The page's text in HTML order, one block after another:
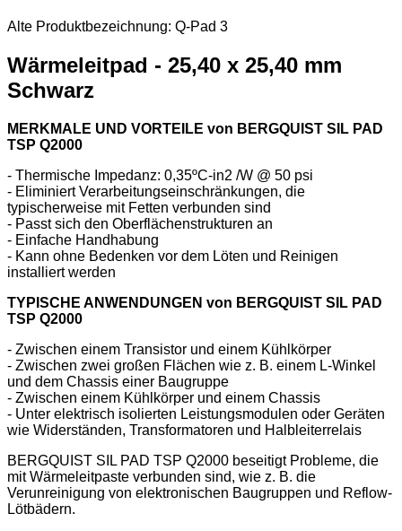
Alte Produktbezeichnung: Q-Pad 3
Wärmeleitpad - 25,40 x 25,40 mm
Schwarz
MERKMALE UND VORTEILE von BERGQUIST SIL PAD
TSP Q2000
- Thermische Impedanz: 0,35ºC-in2 /W @ 50 psi
- Eliminiert Verarbeitungseinschränkungen, die
typischerweise mit Fetten verbunden sind
- Passt sich den Oberflächenstrukturen an
- Einfache Handhabung
- Kann ohne Bedenken vor dem Löten und Reinigen
installiert werden
TYPISCHE ANWENDUNGEN von BERGQUIST SIL PAD
TSP Q2000
- Zwischen einem Transistor und einem Kühlkörper
- Zwischen zwei großen Flächen wie z. B. einem L-Winkel
und dem Chassis einer Baugruppe
- Zwischen einem Kühlkörper und einem Chassis
- Unter elektrisch isolierten Leistungsmodulen oder Geräten
wie Widerständen, Transformatoren und Halbleiterrelais
BERGQUIST SIL PAD TSP Q2000 beseitigt Probleme, die
mit Wärmeleitpaste verbunden sind, wie z. B. die
Verunreinigung von elektronischen Baugruppen und Reflow-
Lötbädern.